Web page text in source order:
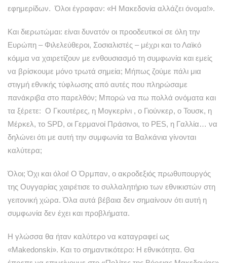
εφημερίδων. Όλοι έγραφαν: «Η Μακεδονία αλλάζει όνομα!».
Και διερωτώμαι: είναι δυνατόν οι προοδευτικοί σε όλη την
Ευρώπη – Φιλελεύθεροι, Σοσιαλιστές – μέχρι και το Λαϊκό
κόμμα να χαιρετίζουν με ενθουσιασμό τη συμφωνία και εμείς
να βρίσκουμε μόνο τρωτά σημεία; Μήπως ζούμε πάλι μια
στιγμή εθνικής τύφλωσης από αυτές που πληρώσαμε
πανάκριβα στο παρελθόν; Μπορώ να πω πολλά ονόματα και
τα ξέρετε: Ο Γκουτέρες, η Μογκερίνι , ο Γιούνκερ, ο Τουσκ, η
Μέρκελ, το SPD, οι Γερμανοί Πράσινοι, το PES, η Γαλλία… να
δηλώνει ότι με αυτή την συμφωνία τα Βαλκάνια γίνονται
καλύτερα;
Όλοι; Όχι και όλοι! Ο Όρμπαν, ο ακροδεξιός πρωθυπουργός
της Ουγγαρίας χαιρέτισε το συλλαλητήριο των εθνικιστών στη
γειτονική χώρα. Όλα αυτά βέβαια δεν σημαίνουν ότι αυτή η
συμφωνία δεν έχει και προβλήματα.
Η γλώσσα θα ήταν καλύτερο να καταγραφεί ως
«Makedonski». Και το σημαντικότερο: Η εθνικότητα. Θα